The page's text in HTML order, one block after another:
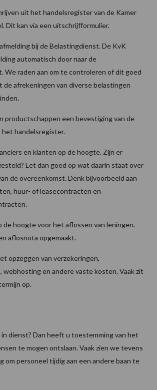
uit het handelsregister van de Kamer
Dit kan via een uitschrijfformulier.
bij de Belastingdienst. De KvK
automatisch door naar de
We raden aan om te controleren of dit goed
de afrekeningen van diverse belastingen
productschappen een bevestiging van de
handelsregister.
en klanten op de hoogte. Zijn er
Let dan goed op wat daarin staat over
de overeenkomst. Denk bijvoorbeeld aan
huur- of leasecontracten en
de hoogte voor het aflossen van leningen.
aflosnota opgemaakt.
opzeggen van verzekeringen,
webhosting en andere vaste kosten. Vaak zit
op.
dienst? Dan heeft u toestemming van het
te mogen ontslaan. Vaak zien we tevens
om personeel tijdig aan een andere baan te